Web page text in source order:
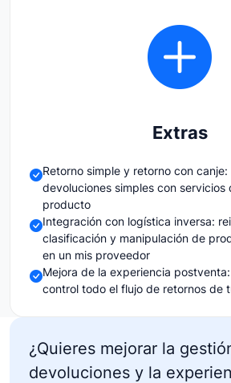
Extras
Retorno simple y retorno con
devoluciones simples con servicios
producto
Integración con logística inversa:
clasificación y manipulación de
en un mis proveedor
Mejora de la experiencia
control todo el flujo de retornos de
¿Quieres mejorar la
devoluciones y la